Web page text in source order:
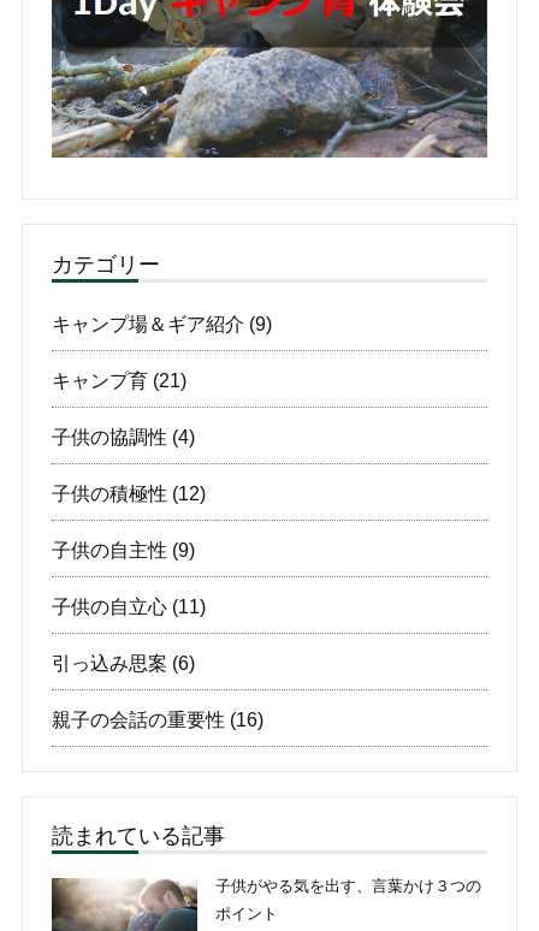
カテゴリー
キャンプ場＆ギア紹介 (9)
キャンプ育(21)
子供の協調性 (4)
子供の積極性 (12)
子供の自主性 (9)
子供の自立心(11)
引っ込み思案 (6)
親子の会話の重要性 (16)
読まれている記事
子供がやる気を出す、言葉かけ３つの
ポイント